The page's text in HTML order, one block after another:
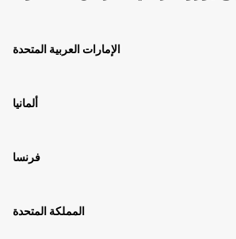
الإمارات العربية المتحدة
ألمانيا
فرنسا
المملكة المتحدة